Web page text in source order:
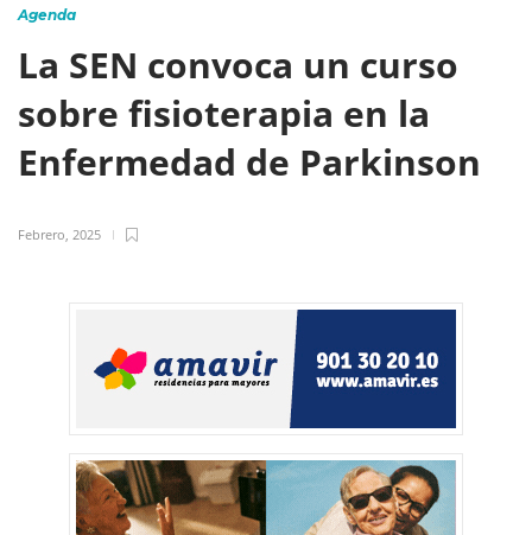
Agenda
La SEN convoca un curso
sobre fisioterapia en la
Enfermedad de Parkinson
Febrero, 2025